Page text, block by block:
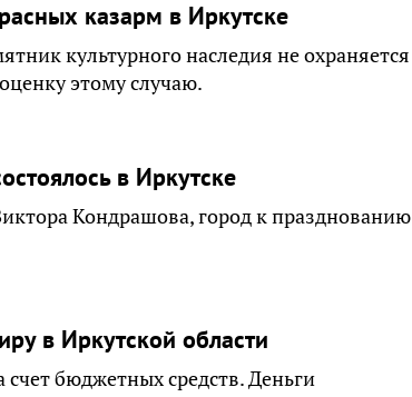
казарм в Иркутске
культурного наследия не охраняется
этому случаю.
в Иркутске
Кондрашова, город к празднованию
в Иркутской области
бюджетных средств. Деньги